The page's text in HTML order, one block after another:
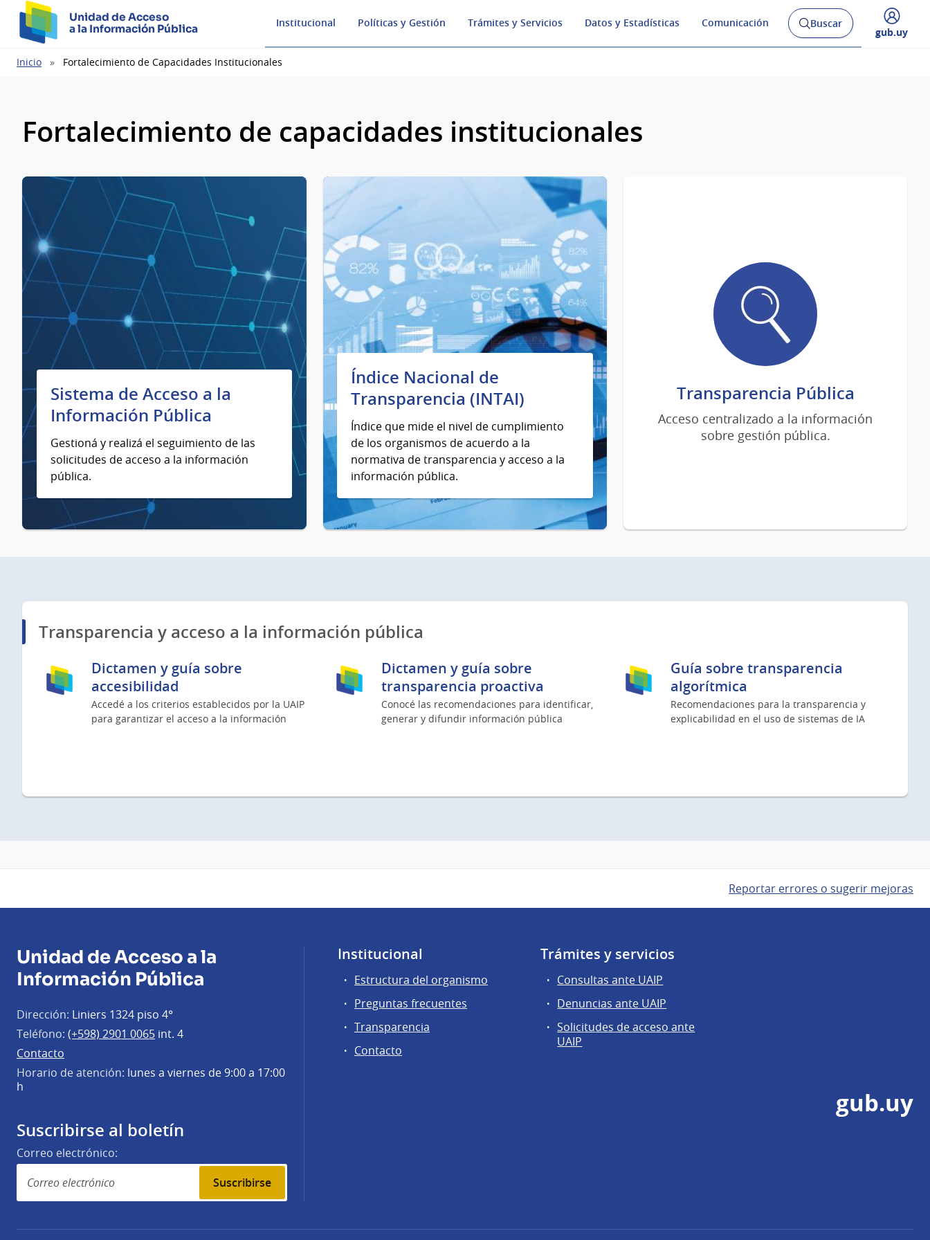
Unidad de Acceso
a la Información Pública
Institucional Políticas y Gestión Trámites y Servicios Datos y Estadísticas Comunicación
Abrir
buscador
Buscar
Desplegar
gub.uy
Ruta
Inicio Fortalecimiento de Capacidades Institucionales
Fortalecimiento de capacidades institucionales
Sistema de Acceso a la
Información Pública
Gestioná y realizá el seguimiento de las
solicitudes de acceso a la información
pública.
Índice Nacional de
Transparencia (INTAI)
Índice que mide el nivel de cumplimiento
de los organismos de acuerdo a la
normativa de transparencia y acceso a la
información pública.
Transparencia Pública
Acceso centralizado a la información
sobre gestión pública.
Transparencia y acceso a la información pública
Dictamen y guía sobre
accesibilidad
Accedé a los criterios establecidos por la UAIP
para garantizar el acceso a la información
Dictamen y guía sobre
transparencia proactiva
Conocé las recomendaciones para identificar,
generar y difundir información pública
Guía sobre transparencia
algorítmica
Recomendaciones para la transparencia y
explicabilidad en el uso de sistemas de IA
Reportar errores o sugerir mejoras
Unidad de Acceso a la
Información Pública
Dirección: Liniers 1324 piso 4°
Teléfono: (+598) 2901 0065 int. 4
Contacto
Horario de atención: lunes a viernes de 9:00 a 17:00
h
Suscribirse al boletín
Correo electrónico:
Suscribirse
Institucional
Estructura del organismo
Preguntas frecuentes
Transparencia
Contacto
Trámites y servicios
Consultas ante UAIP
Denuncias ante UAIP
Solicitudes de acceso ante
UAIP
gub.uy